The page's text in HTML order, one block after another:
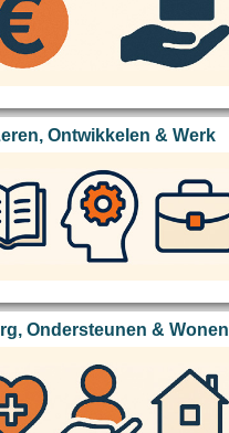
Ontwikkelen & Werk
Ondersteunen & Wonen